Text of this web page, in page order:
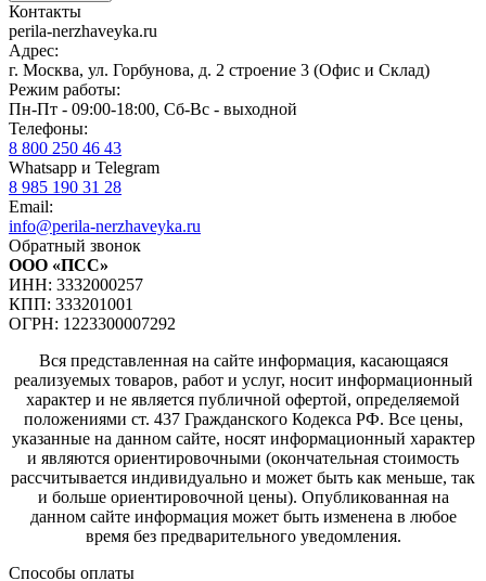
Контакты
perila-nerzhaveyka.ru
Адрес:
г. Москва, ул. Горбунова, д. 2 строение 3 (Офис и Склад)
Режим работы:
Пн-Пт - 09:00-18:00, Сб-Вс - выходной
Телефоны:
8 800 250 46 43
Whatsapp и Telegram
8 985 190 31 28
Email:
info@perila-nerzhaveyka.ru
Обратный звонок
ООО «ПСС»
ИНН: 3332000257
КПП: 333201001
ОГРН: 1223300007292
Вся представленная на сайте информация, касающаяся
реализуемых товаров, работ и услуг, носит информационный
характер и не является публичной офертой, определяемой
положениями ст. 437 Гражданского Кодекса РФ. Все цены,
указанные на данном сайте, носят информационный характер
и являются ориентировочными (окончательная стоимость
рассчитывается индивидуально и может быть как меньше, так
и больше ориентировочной цены). Опубликованная на
данном сайте информация может быть изменена в любое
время без предварительного уведомления.
Способы оплаты